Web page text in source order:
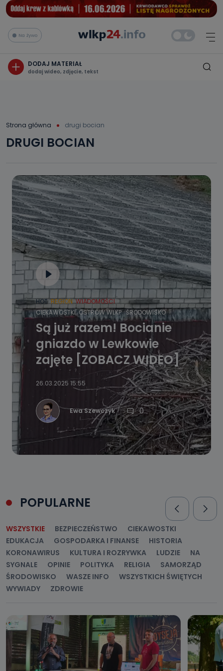
Na żywo
DODAJ MATERIAŁ
dodaj wideo, zdjęcie, tekst
Strona główna drugi bocian
DRUGI BOCIAN
HOT REGION WIADOMOŚCI
CIEKAWOSTKI OSTRÓW WLKP. ŚRODOWISKO
Są już razem! Bocianie
gniazdo w Lewkowie
zajęte [ZOBACZ WIDEO]
26.03.2025 15:55
Ewa Szewczyk 0
POPULARNE
WSZYSTKIE BEZPIECZEŃSTWO
CIEKAWOSTKI
EDUKACJA
GOSPODARKA I FINANSE
HISTORIA
KORONAWIRUS
KULTURA I ROZRYWKA LUDZIE
NA
SYGNALE
OPINIE POLITYKA RELIGIA
SAMORZĄD
ŚRODOWISKO
WASZE INFO
WSZYSTKICH ŚWIĘTYCH
WYWIADY
ZDROWIE